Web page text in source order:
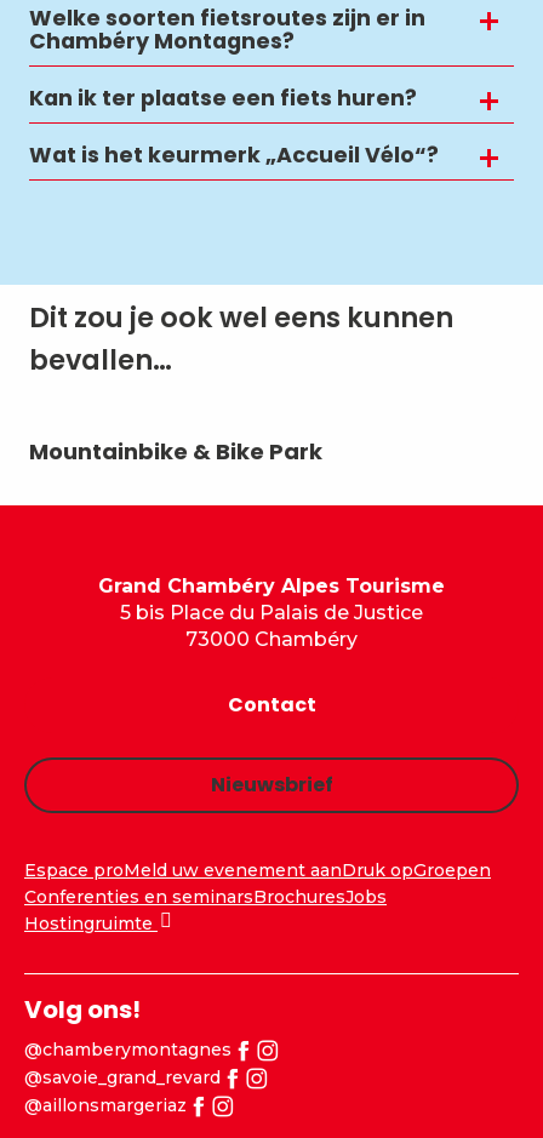
Welke soorten fietsroutes zijn er in
Chambéry Montagnes?
Kan ik ter plaatse een fiets huren?
Wat is het keurmerk „Accueil Vélo“?
Dit zou je ook wel eens kunnen
bevallen…
Mountainbike & Bike Park
Grand Chambéry Alpes Tourisme
5 bis Place du Palais de Justice
73000 Chambéry
Contact
Nieuwsbrief
Espace proMeld uw evenement aanDruk opGroepen
Conferenties en seminarsBrochuresJobs
Hostingruimte
Volg ons!
@chamberymontagnes
@savoie_grand_revard
@aillonsmargeriaz